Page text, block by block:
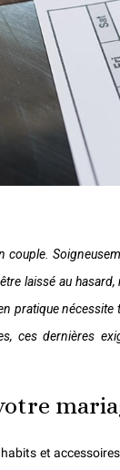
couple.
laissé au
pratique
ces dernières
et